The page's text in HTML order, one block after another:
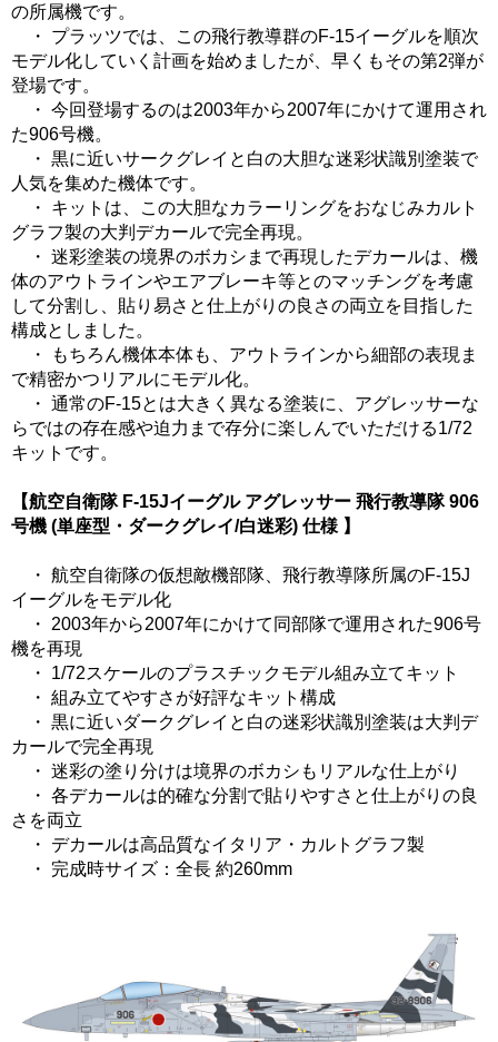
の所属機です。
・ プラッツでは、この飛行教導群のF-15イーグルを順次
モデル化していく計画を始めましたが、早くもその第2弾が
登場です。
・ 今回登場するのは2003年から2007年にかけて運用され
た906号機。
・ 黒に近いサークグレイと白の大胆な迷彩状識別塗装で
人気を集めた機体です。
・ キットは、この大胆なカラーリングをおなじみカルト
グラフ製の大判デカールで完全再現。
・ 迷彩塗装の境界のボカシまで再現したデカールは、機
体のアウトラインやエアブレーキ等とのマッチングを考慮
して分割し、貼り易さと仕上がりの良さの両立を目指した
構成としました。
・ もちろん機体本体も、アウトラインから細部の表現ま
で精密かつリアルにモデル化。
・ 通常のF-15とは大きく異なる塗装に、アグレッサーな
らではの存在感や迫力まで存分に楽しんでいただける1/72
キットです。
【航空自衛隊 F-15Jイーグル アグレッサー 飛行教導隊 906
号機 (単座型・ダークグレイ/白迷彩) 仕様 】
・ 航空自衛隊の仮想敵機部隊、飛行教導隊所属のF-15J
イーグルをモデル化
・ 2003年から2007年にかけて同部隊で運用された906号
機を再現
・ 1/72スケールのプラスチックモデル組み立てキット
・ 組み立てやすさが好評なキット構成
・ 黒に近いダークグレイと白の迷彩状識別塗装は大判デ
カールで完全再現
・ 迷彩の塗り分けは境界のボカシもリアルな仕上がり
・ 各デカールは的確な分割で貼りやすさと仕上がりの良
さを両立
・ デカールは高品質なイタリア・カルトグラフ製
・ 完成時サイズ：全長 約260mm